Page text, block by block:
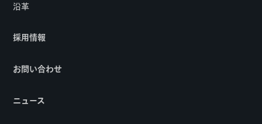
沿革
採用情報
お問い合わせ
ニュース